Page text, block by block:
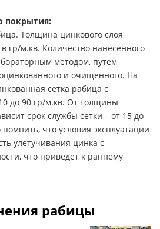
покрытия:
Толщина цинкового слоя
гр/м.кв. Количество нанесенного
методом, путем
и очищенного. На
сетка рабица с
до 90 гр/м.кв. От толщины
срок службы сетки – от 15 до
что условия эксплуатации
улетучивания цинка с
что приведет к раннему
рабицы